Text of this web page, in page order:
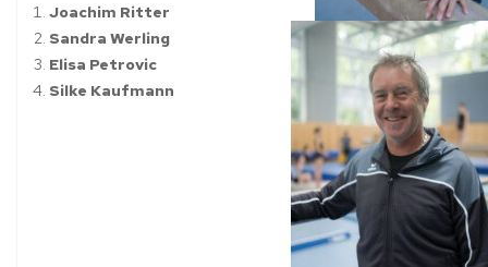
Joachim Ritter
Sandra Werling
Elisa Petrovic
Silke Kaufmann